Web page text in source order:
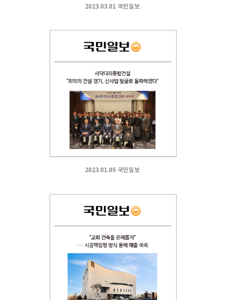
2023.03.01 국민일보
2023.01.06 국민일보